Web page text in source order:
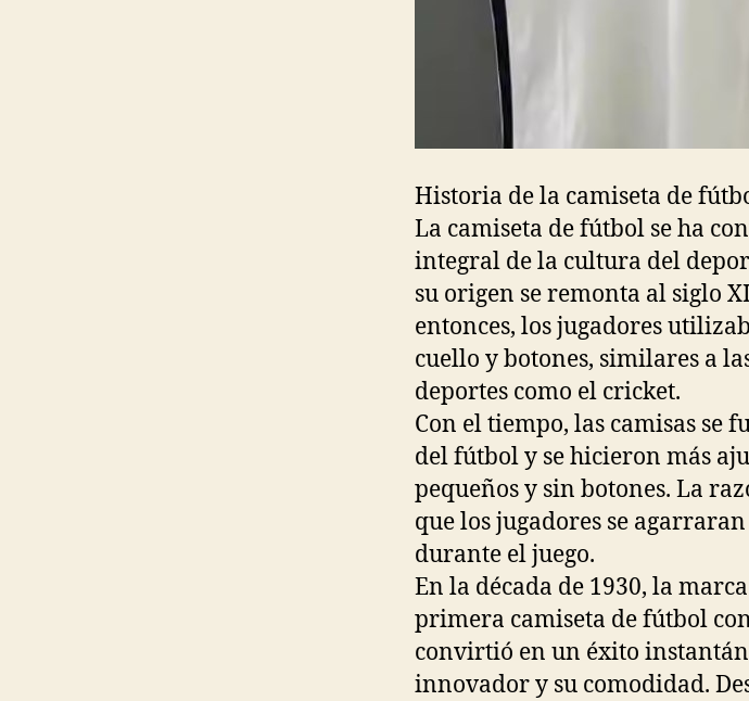
Historia de la camiseta de
La camiseta de fútbol se ha
integral de la cultura del
su origen se remonta al siglo
entonces, los jugadores
cuello y botones, similares a
deportes como el cricket.
Con el tiempo, las camisas se
del fútbol y se hicieron más
pequeños y sin botones. La
que los jugadores se
durante el juego.
En la década de 1930, la
primera camiseta de fútbol
convirtió en un éxito
innovador y su comodidad.